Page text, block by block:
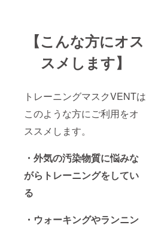
【こんな方にオス
スメします】
トレーニングマスクVENTは
このような方にご利用をオ
ススメします。
・外気の汚染物質に悩みな
がらトレーニングをしてい
る
・ウォーキングやランニン